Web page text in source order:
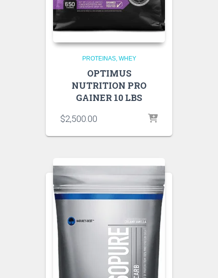
PROTEINAS WHEY
OPTIMUS
NUTRITION PRO
GAINER 10 LBS
$2,500.00